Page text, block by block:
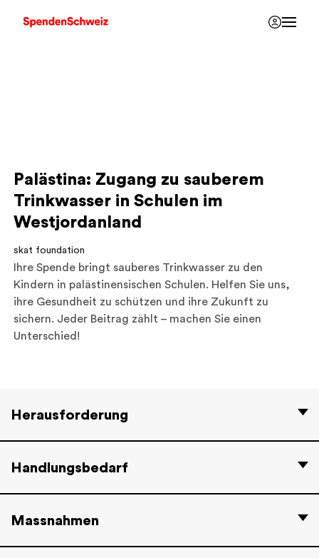
Palästina: Zugang zu sauberem
Trinkwasser in Schulen im
Westjordanland
skat foundation
Ihre Spende bringt sauberes Trinkwasser zu den
Kindern in palästinensischen Schulen. Helfen Sie uns,
ihre Gesundheit zu schützen und ihre Zukunft zu
sichern. Jeder Beitrag zählt – machen Sie einen
Unterschied!
Herausforderung
Handlungsbedarf
Massnahmen